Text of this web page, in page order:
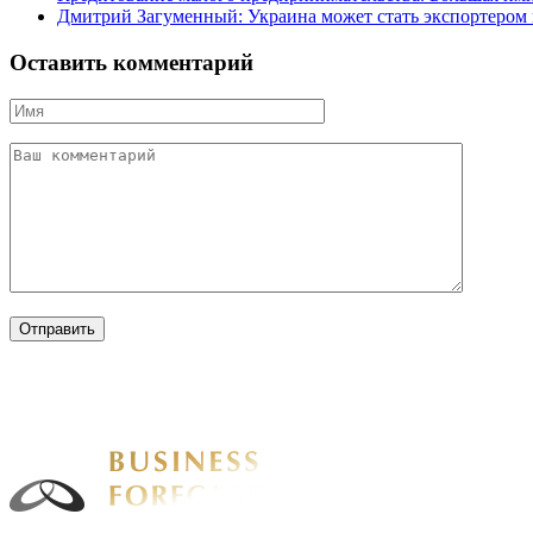
Дмитрий Загуменный: Украина может стать
Оставить комментарий